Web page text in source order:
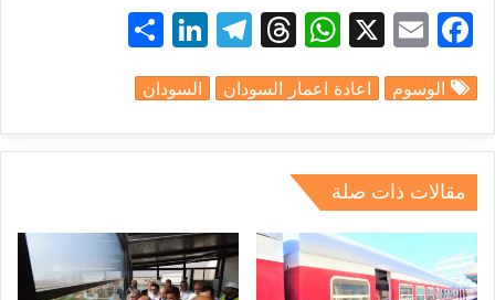
F
a
c
e
b
o
o
k
E
m
ai
l
X
W
h
at
s
A
p
p
T
hr
e
a
T
el
e
gr
Li
n
k
e
e
الوسوم اعادة اعمار السودان السودان
مقالات ذات صلة